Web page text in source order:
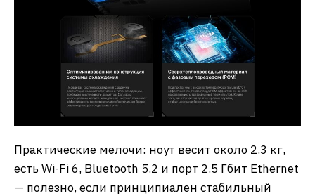
Практические мелочи: ноут весит около 2.3 кг,
есть Wi-Fi 6, Bluetooth 5.2 и порт 2.5 Гбит Ethernet
— полезно, если принципиален стабильный